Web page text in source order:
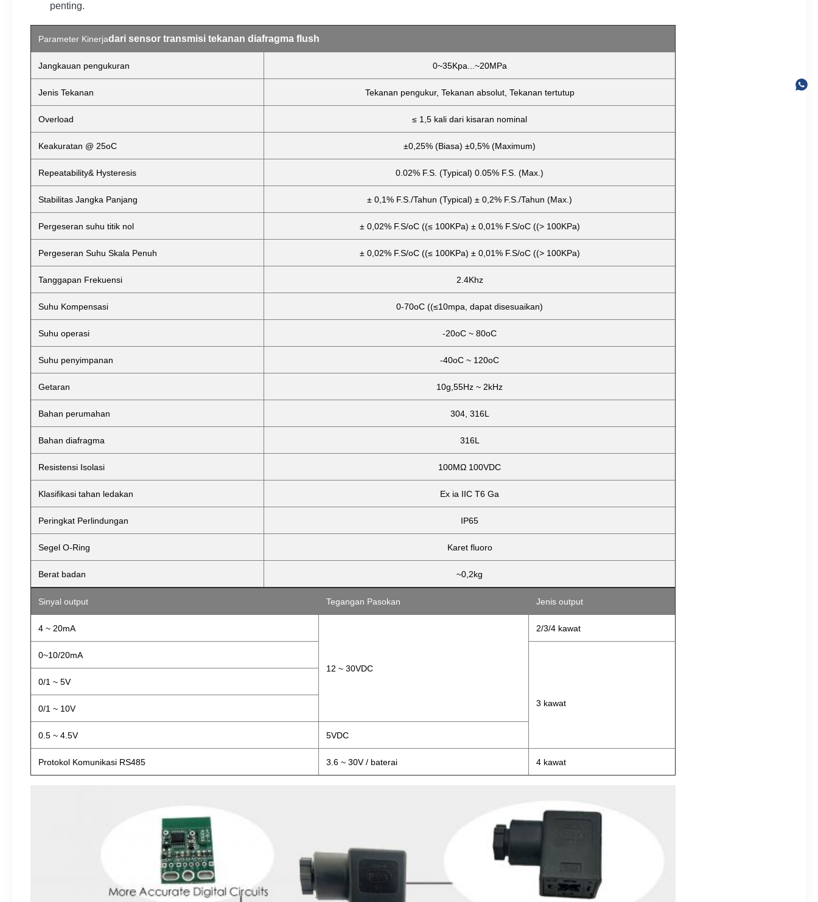
penting.
Parameter Kinerjadari sensor transmisi tekanan diafragma flush
Jangkauan pengukuran 0~35Kpa...~20MPa
Jenis Tekanan Tekanan pengukur, Tekanan absolut, Tekanan tertutup
Overload ≤ 1,5 kali dari kisaran nominal
Keakuratan @ 25oC ±0,25% (Biasa) ±0,5% (Maximum)
Repeatability& Hysteresis 0.02% F.S. (Typical) 0.05% F.S. (Max.)
Stabilitas Jangka Panjang ± 0,1% F.S./Tahun (Typical) ± 0,2% F.S./Tahun (Max.)
Pergeseran suhu titik nol ± 0,02% F.S/oC ((≤ 100KPa) ± 0,01% F.S/oC ((> 100KPa)
Pergeseran Suhu Skala Penuh ± 0,02% F.S/oC ((≤ 100KPa) ± 0,01% F.S/oC ((> 100KPa)
Tanggapan Frekuensi 2.4Khz
Suhu Kompensasi 0-70oC ((≤10mpa, dapat disesuaikan)
Suhu operasi -20oC ~ 80oC
Suhu penyimpanan -40oC ~ 120oC
Getaran 10g,55Hz ~ 2kHz
Bahan perumahan 304, 316L
Bahan diafragma 316L
Resistensi Isolasi 100MΩ 100VDC
Klasifikasi tahan ledakan Ex ia IIC T6 Ga
Peringkat Perlindungan IP65
Segel O-Ring Karet fluoro
Berat badan ~0,2kg
Sinyal output Tegangan Pasokan Jenis output
4 ~ 20mA
12 ~ 30VDC
2/3/4 kawat
0~10/20mA
3 kawat
0/1 ~ 5V
0/1 ~ 10V
0.5 ~ 4.5V 5VDC
Protokol Komunikasi RS485 3.6 ~ 30V / baterai 4 kawat